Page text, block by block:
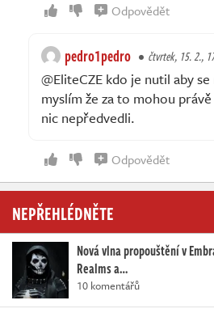
Odpovědět
pedro1pedro čtvrtek, 15. 2.,
@EliteCZE kdo je nutil aby
myslím že za to mohou
nic nepředvedli.
Odpovědět
NEPŘEHLÉDNĚTE
Nová vlna propouštění v
Realms a…
10 komentářů